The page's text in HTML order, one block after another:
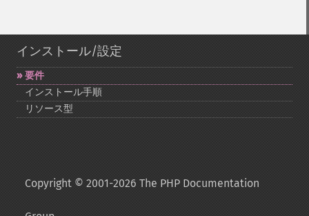
インストール/設定
要件
インストール手順
リソース型
Copyright © 2001-2026 The PHP Documentation